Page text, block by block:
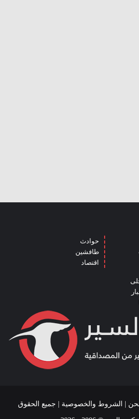
حوادث
طافشين
اقتصاد
الشروط والخصوصية | جميع الحقوق